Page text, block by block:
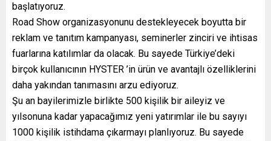
başlatıyoruz.
Road Show organizasyonunu destekleyecek boyutta bir
reklam ve tanıtım kampanyası, seminerler zinciri ve ihtisas
fuarlarına katılımlar da olacak. Bu sayede Türkiye’deki
birçok kullanıcının HYSTER ’in ürün ve avantajlı özelliklerini
daha yakından tanımasını arzu ediyoruz.
Şu an bayilerimizle birlikte 500 kişilik bir aileyiz ve
yılsonuna kadar yapacağımız yeni yatırımlar ile bu sayıyı
1000 kişilik istihdama çıkarmayı planlıyoruz. Bu sayede